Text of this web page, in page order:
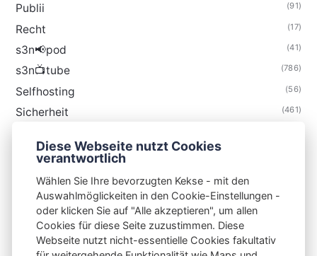
Publii (91)
Recht (17)
s3n📢pod (41)
s3n📺tube (786)
Selfhosting (56)
Sicherheit (461)
Thunderbird
S3N🧩NET
Diese Webseite nutzt Cookies
verantwortlich
Wählen Sie Ihre bevorzugten Kekse - mit den
Auswahlmöglickeiten in den Cookie-Einstellungen -
oder klicken Sie auf "Alle akzeptieren", um allen
Cookies für diese Seite zuzustimmen. Diese
Webseite nutzt nicht-essentielle Cookies fakultativ